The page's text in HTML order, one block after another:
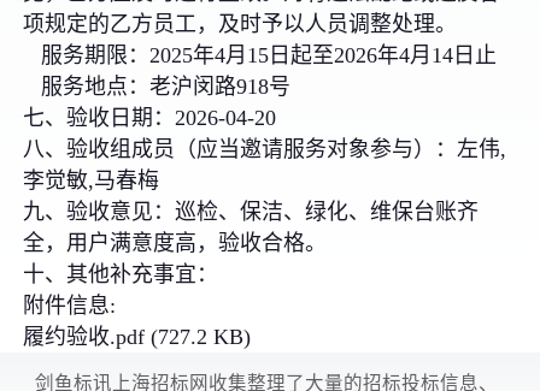
项规定的乙方员工，及时予以人员调整处理。
服务期限：2025年4月15日起至2026年4月14日止
服务地点：老沪闵路918号
七、验收日期：2026-04-20
八、验收组成员（应当邀请服务对象参与）：左伟,
李觉敏,马春梅
九、验收意见：巡检、保洁、绿化、维保台账齐
全，用户满意度高，验收合格。
十、其他补充事宜：
附件信息:
履约验收.pdf (727.2 KB)
剑鱼标讯上海招标网收集整理了大量的招标投标信息、